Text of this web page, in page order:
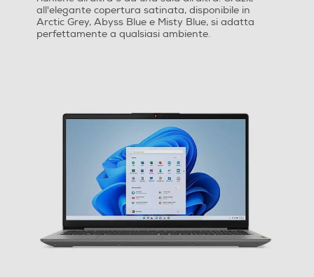
Microfono integrato
Connettività
all'elegante copertura satinata, disponibile in
Arctic Grey, Abyss Blue e Misty Blue, si adatta
perfettamente a qualsiasi ambiente.